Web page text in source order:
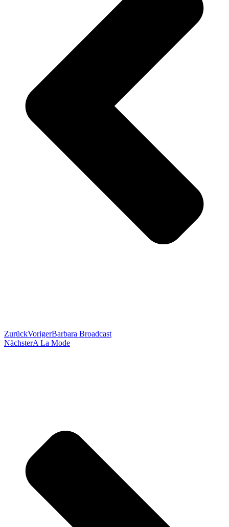
ZurückVorigerBarbara Broadcast
NächsterA La Mode